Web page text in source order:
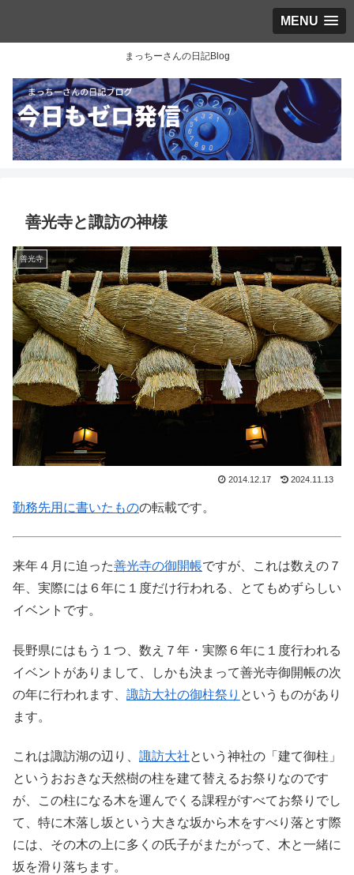
MENU
まっちーさんの日記Blog
善光寺と諏訪の神様
善光寺
2014.12.17 2024.11.13
勤務先用に書いたものの転載です。
来年４月に迫った善光寺の御開帳ですが、これは数えの７
年、実際には６年に１度だけ行われる、とてもめずらしい
イベントです。
長野県にはもう１つ、数え７年・実際６年に１度行われる
イベントがありまして、しかも決まって善光寺御開帳の次
の年に行われます、 諏訪大社の御柱祭り というものがあり
ます。
これは諏訪湖の辺り、 諏訪大社という神社の「建て御柱」
というおおきな天然樹の柱を建て替えるお祭りなのです
が、この柱になる木を運んでくる課程がすべてお祭りでし
て、特に木落し坂という大きな坂から木をすべり落とす際
には、その木の上に多くの氏子がまたがって、木と一緒に
坂を滑り落ちます。